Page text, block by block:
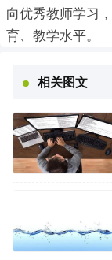
向优秀教师学习
育、教学水平。
相关图文